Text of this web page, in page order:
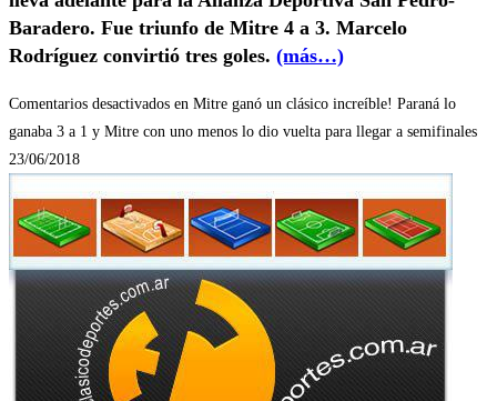
Baradero. Fue triunfo de Mitre 4 a 3. Marcelo
Rodríguez convirtió tres goles. (más…)
Comentarios desactivados en Mitre ganó un clásico increíble! Paraná lo
ganaba 3 a 1 y Mitre con uno menos lo dio vuelta para llegar a semifinales
23/06/2018